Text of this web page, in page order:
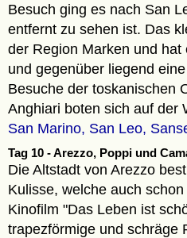
Besuch ging es nach San
entfernt zu sehen ist. Das
der Region Marken und
und gegenüber liegend
Besuche der toskanischen
Anghiari boten sich auf der
San Marino, San Leo,
Tag 10 - Arezzo, Poppi und
Die Altstadt von Arezzo
Kulisse, welche auch
Kinofilm "Das Leben ist
trapezförmige und schräge